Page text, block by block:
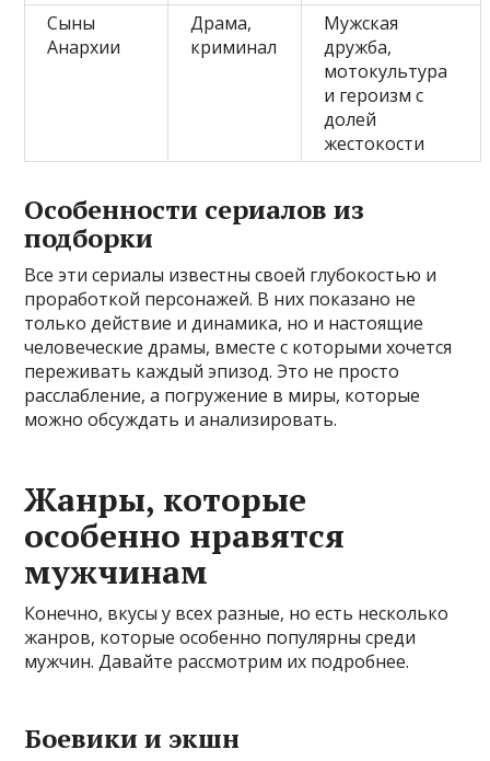
Сыны
Анархии
Драма,
криминал
Мужская
дружба,
мотокультура
и героизм с
долей
жестокости
Особенности сериалов из
подборки
Все эти сериалы известны своей глубокостью и
проработкой персонажей. В них показано не
только действие и динамика, но и настоящие
человеческие драмы, вместе с которыми хочется
переживать каждый эпизод. Это не просто
расслабление, а погружение в миры, которые
можно обсуждать и анализировать.
Жанры, которые
особенно нравятся
мужчинам
Конечно, вкусы у всех разные, но есть несколько
жанров, которые особенно популярны среди
мужчин. Давайте рассмотрим их подробнее.
Боевики и экшн